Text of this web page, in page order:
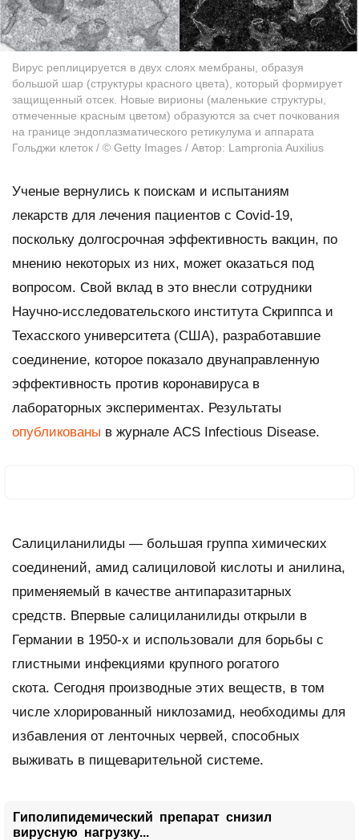
Вирус реплицируется в двух слоях мембраны, образуя
большой шар (структуры красного цвета), который формирует
защищенный отсек. Новые вирионы (маленькие структуры,
отмеченные красным цветом) образуются за счет почкования
на границе эндоплазматического ретикулума и аппарата
Гольджи клеток / © Getty Images / Автор: Lampronia Auxilius
Ученые вернулись к поискам и испытаниям
лекарств для лечения пациентов с Covid-19,
поскольку долгосрочная эффективность вакцин, по
мнению некоторых из них, может оказаться под
вопросом. Свой вклад в это внесли сотрудники
Научно-исследовательского института Скриппса и
Техасского университета (США), разработавшие
соединение, которое показало двунаправленную
эффективность против коронавируса в
лабораторных экспериментах. Результаты
опубликованы в журнале ACS Infectious Disease.
Салициланилиды — большая группа химических
соединений, амид салициловой кислоты и анилина,
применяемый в качестве антипаразитарных
средств. Впервые салициланилиды открыли в
Германии в 1950-х и использовали для борьбы с
глистными инфекциями крупного рогатого
скота. Сегодня производные этих веществ, в том
числе хлорированный никлозамид, необходимы для
избавления от ленточных червей, способных
выживать в пищеварительной системе.
Гиполипидемический препарат снизил
вирусную нагрузку...